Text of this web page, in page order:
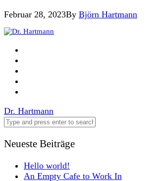
Februar 28, 2023By Björn Hartmann
Post
navigation
Dr. Hartmann
Neueste Beiträge
Hello world!
An Empty Cafe to Work In